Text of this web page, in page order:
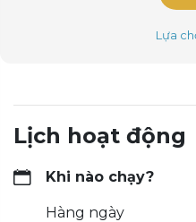
Lựa
Lịch hoạt động
Khi nào chạy?
Hàng ngày